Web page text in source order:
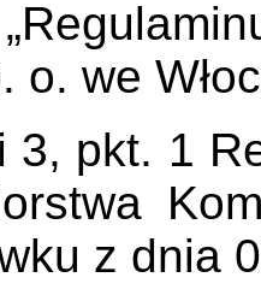
o. we
3, pkt. 1
z dnia